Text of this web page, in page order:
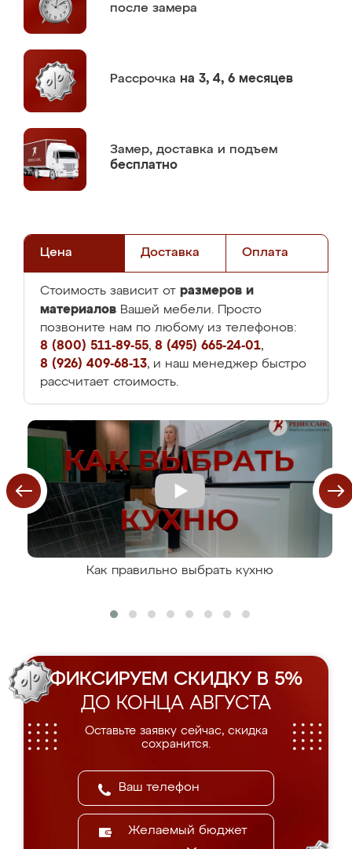
после замера
Рассрочка на 3, 4, 6 месяцев
Замер, доставка и подъем
бесплатно
Цена Доставка Оплата
Стоимость зависит от размеров и
материалов Вашей мебели. Просто
позвоните нам по любому из телефонов:
8 (800) 511-89-55, 8 (495) 665-24-01,
8 (926) 409-68-13, и наш менеджер быстро
рассчитает стоимость.
Как правильно выбрать кухню
ФИКСИРУЕМ СКИДКУ В 5%
ДО КОНЦА АВГУСТА
Оставьте заявку сейчас, скидка
сохранится.
Желаемый бюджет